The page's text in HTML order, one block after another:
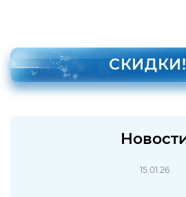
СКИДКИ!
15.01.26